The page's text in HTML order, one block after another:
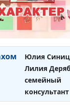
Юлия
Дерябкина,
консультант
Юлия
Лилия
семейный
консультант